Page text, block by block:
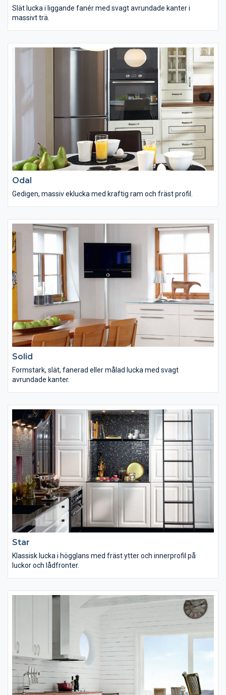
Slät lucka i liggande fanér med svagt avrundade kanter i
massivt trä.
Odal
Gedigen, massiv eklucka med kraftig ram och fräst profil.
Solid
Formstark, slät, fanerad eller målad lucka med svagt
avrundade kanter.
Star
Klassisk lucka i högglans med fräst ytter och innerprofil på
luckor och lådfronter.